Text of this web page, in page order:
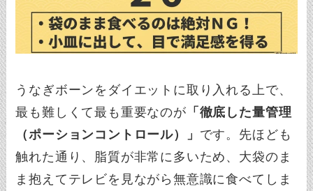
うなぎボーンをダイエットに取り入れる上で、
最も難しくて最も重要なのが 「徹底した量管理
（ポーションコントロール）」 です。先ほども
触れた通り、脂質が非常に多いため、大袋のま
ま抱えてテレビを見ながら無意識に食べてしま